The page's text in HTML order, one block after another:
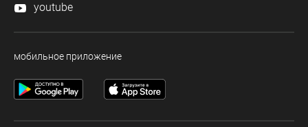
youtube
мобильное приложение